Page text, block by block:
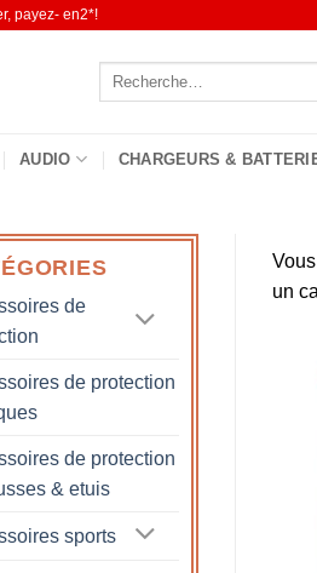
payez- en2*!
Recherche
AUDIO CHARGEURS &
de
de protection
de protection
& etuis
sports
un